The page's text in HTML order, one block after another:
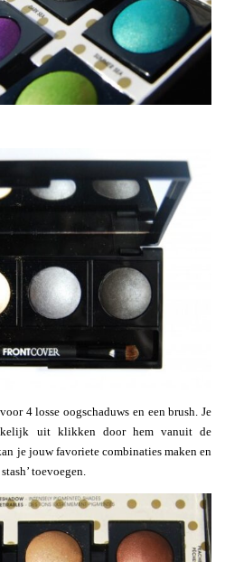
4 losse oogschaduws en een brush. Je
uit klikken door hem vanuit de
je jouw favoriete combinaties maken en
toevoegen.